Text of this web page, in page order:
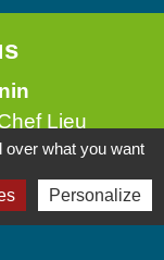
Lieu
over what you want
Personalize